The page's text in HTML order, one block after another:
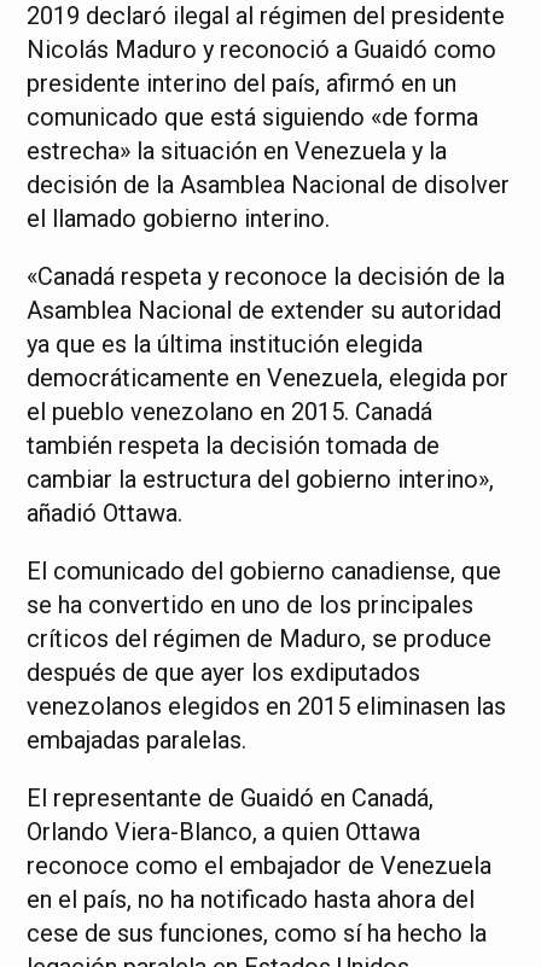
2019 declaró ilegal al régimen del presidente
Nicolás Maduro y reconoció a Guaidó como
presidente interino del país, afirmó en un
comunicado que está siguiendo «de forma
estrecha» la situación en Venezuela y la
decisión de la Asamblea Nacional de disolver
el llamado gobierno interino.
«Canadá respeta y reconoce la decisión de la
Asamblea Nacional de extender su autoridad
ya que es la última institución elegida
democráticamente en Venezuela, elegida por
el pueblo venezolano en 2015. Canadá
también respeta la decisión tomada de
cambiar la estructura del gobierno interino»,
añadió Ottawa.
El comunicado del gobierno canadiense, que
se ha convertido en uno de los principales
críticos del régimen de Maduro, se produce
después de que ayer los exdiputados
venezolanos elegidos en 2015 eliminasen las
embajadas paralelas.
El representante de Guaidó en Canadá,
Orlando Viera-Blanco, a quien Ottawa
reconoce como el embajador de Venezuela
en el país, no ha notificado hasta ahora del
cese de sus funciones, como sí ha hecho la